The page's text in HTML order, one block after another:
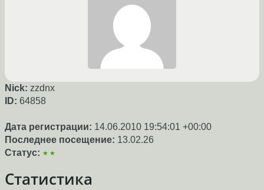
Nick: zzdnx
ID: 64858
Дата регистрации: 14.06.2010 19:54:01 +00:00
Последнее посещение: 13.02.26
Статус: ★★
Статистика